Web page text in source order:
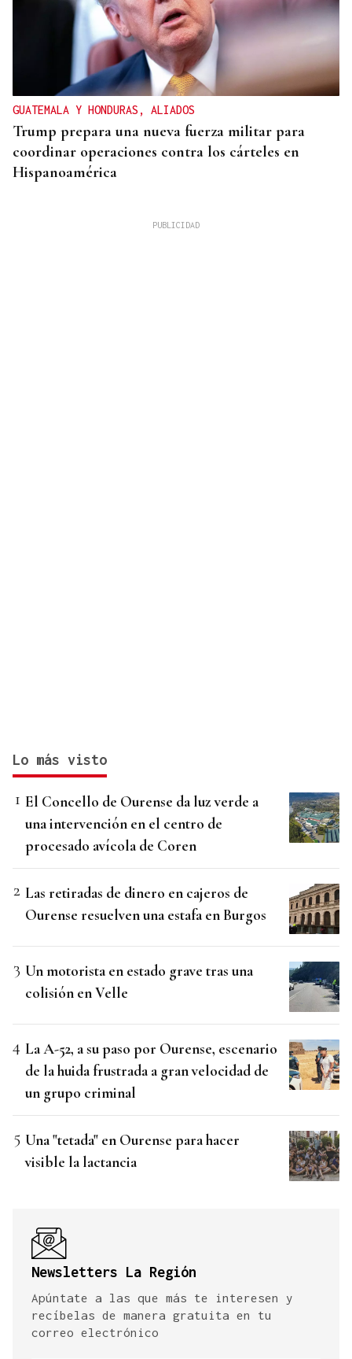
GUATEMALA Y HONDURAS, ALIADOS
Trump prepara una nueva fuerza militar para
coordinar operaciones contra los cárteles en
Hispanoamérica
Lo más visto
El Concello de Ourense da luz verde a
una intervención en el centro de
procesado avícola de Coren
Las retiradas de dinero en cajeros de
Ourense resuelven una estafa en Burgos
Un motorista en estado grave tras una
colisión en Velle
La A-52, a su paso por Ourense, escenario
de la huida frustrada a gran velocidad de
un grupo criminal
Una "tetada" en Ourense para hacer
visible la lactancia
Newsletters La Región
Apúntate a las que más te interesen y
recíbelas de manera gratuita en tu
correo electrónico